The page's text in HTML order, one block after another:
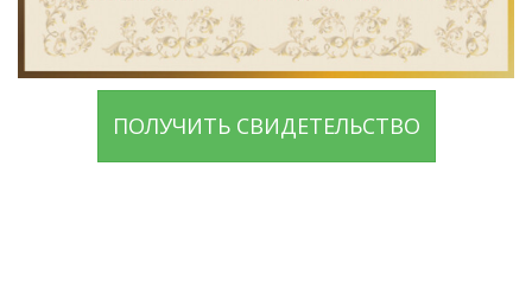
ПОЛУЧИТЬ СВИДЕТЕЛЬСТВО